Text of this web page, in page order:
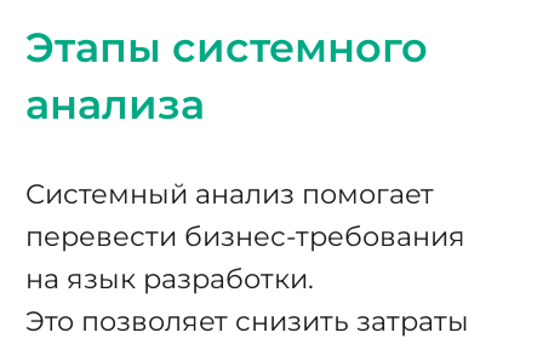
Этапы системного
анализа
Системный анализ помогает
перевести бизнес-требования
на язык разработки.
Это позволяет снизить затраты